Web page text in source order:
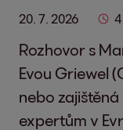
20. 7. 2026
Rozhovor s
Evou Griewel
nebo
expertům v